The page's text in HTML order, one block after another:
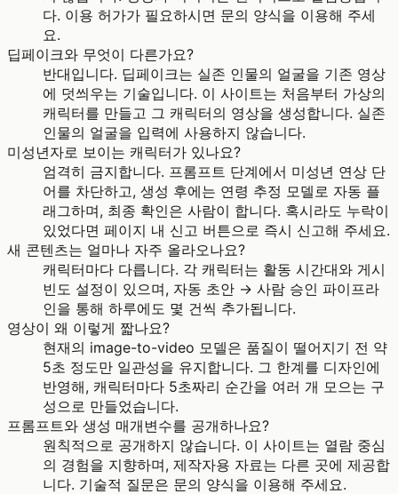
다. 이용 허가가 필요하시면 문의 양식을 이용해 주세
요.
딥페이크와 무엇이 다른가요?
반대입니다. 딥페이크는 실존 인물의 얼굴을 기존 영상
에 덧씌우는 기술입니다. 이 사이트는 처음부터 가상의
캐릭터를 만들고 그 캐릭터의 영상을 생성합니다. 실존
인물의 얼굴을 입력에 사용하지 않습니다.
미성년자로 보이는 캐릭터가 있나요?
엄격히 금지합니다. 프롬프트 단계에서 미성년 연상 단
어를 차단하고, 생성 후에는 연령 추정 모델로 자동 플
래그하며, 최종 확인은 사람이 합니다. 혹시라도 누락이
있었다면 페이지 내 신고 버튼으로 즉시 신고해 주세요.
새 콘텐츠는 얼마나 자주 올라오나요?
캐릭터마다 다릅니다. 각 캐릭터는 활동 시간대와 게시
빈도 설정이 있으며, 자동 초안 → 사람 승인 파이프라
인을 통해 하루에도 몇 건씩 추가됩니다.
영상이 왜 이렇게 짧나요?
현재의 image-to-video 모델은 품질이 떨어지기 전 약
5초 정도만 일관성을 유지합니다. 그 한계를 디자인에
반영해, 캐릭터마다 5초짜리 순간을 여러 개 모으는 구
성으로 만들었습니다.
프롬프트와 생성 매개변수를 공개하나요?
원칙적으로 공개하지 않습니다. 이 사이트는 열람 중심
의 경험을 지향하며, 제작자용 자료는 다른 곳에 제공합
니다. 기술적 질문은 문의 양식을 이용해 주세요.